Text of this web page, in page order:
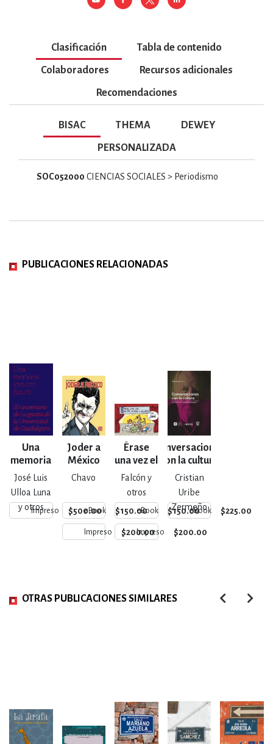
Clasificación Tabla de contenido
Colaboradores Recursos adicionales
Recomendaciones
BISAC THEMA DEWEY
PERSONALIZADA
SOC052000 CIENCIAS SOCIALES > Periodismo
PUBLICACIONES RELACIONADAS
Una
memoria
viva con
futuro
José Luis
Ulloa Luna
y otrosImpreso $500.00
Joder a
México
Chavo
eBook $150.00
Impreso $200.00
Érase
una vez el
PRI, el
PAN y la
UdeG
Falcón y
otros
eBook $150.00
Impreso $200.00
Conversaciones
con la cultura
Cristian
Uribe
Zermeño
eBook $225.00
OTRAS PUBLICACIONES SIMILARES